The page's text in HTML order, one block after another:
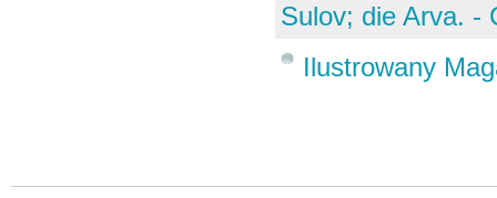
Sulov; die Arva. -
Ilustrowany